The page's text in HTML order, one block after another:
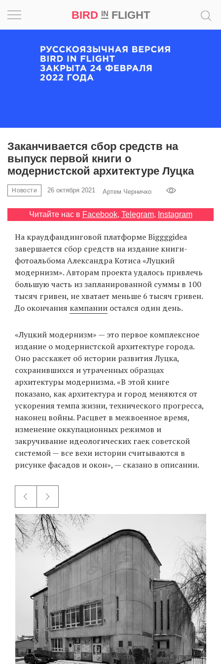
BIRD INFLIGHT
Заканчивается сбор средств на
выпуск первой книги о
модернистской архитектуре Луцка
Новости 26 октября 2021 Артем Черничко
Читайте нас в Facebook, Telegram, Instagram
На краудфандинговой платформе Biggggidea
завершается сбор средств на издание книги-
фотоальбома Александра Котиса «Луцкий
модернизм». Авторам проекта удалось привлечь
большую часть из запланированной суммы в 100
тысяч гривен, не хватает меньше 6 тысяч гривен.
До окончания кампании остался один день.
«Луцкий модернизм» — это первое комплексное
издание о модернистской архитектуре города.
Оно расскажет об истории развития Луцка,
сохранившихся и утраченных образцах
архитектуры модернизма. «В этой книге
показано, как архитектура и город меняются от
ускорения темпа жизни, технического прогресса,
наконец войны. Расцвет в межвоенное время,
изменение оккупационных режимов и
закручивание идеологических гаек советской
системой — все вехи истории считываются в
рисунке фасадов и окон», — сказано в описании.